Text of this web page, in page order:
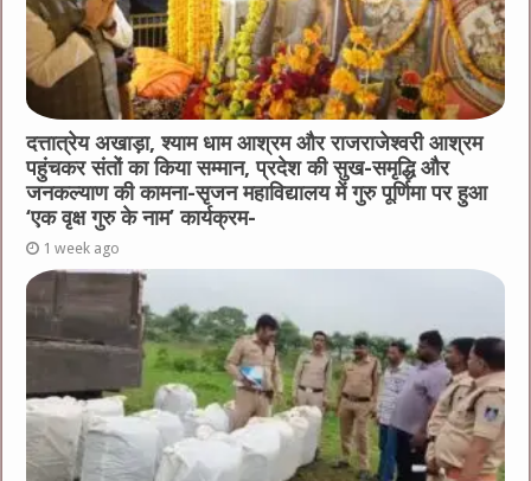
दत्तात्रेय अखाड़ा, श्याम धाम आश्रम और राजराजेश्वरी आश्रम
पहुंचकर संतों का किया सम्मान, प्रदेश की सुख-समृद्धि और
जनकल्याण की कामना-सृजन महाविद्यालय में गुरु पूर्णिमा पर हुआ
‘एक वृक्ष गुरु के नाम’ कार्यक्रम-
1 week ago